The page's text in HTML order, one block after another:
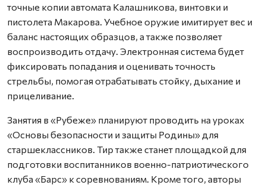
точные копии автомата Калашникова, винтовки и
пистолета Макарова. Учебное оружие имитирует вес и
баланс настоящих образцов, а также позволяет
воспроизводить отдачу. Электронная система будет
фиксировать попадания и оценивать точность
стрельбы, помогая отрабатывать стойку, дыхание и
прицеливание.
Занятия в «Рубеже» планируют проводить на уроках
«Основы безопасности и защиты Родины» для
старшеклассников. Тир также станет площадкой для
подготовки воспитанников военно-патриотического
клуба «Барс» к соревнованиям. Кроме того, авторы